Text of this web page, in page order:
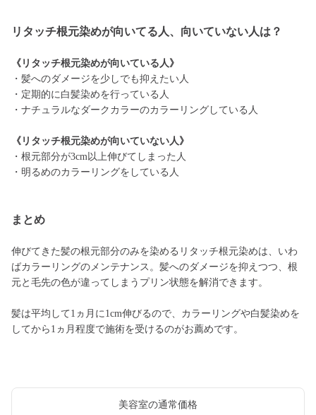
リタッチ根元染めが向いてる人、向いていない人は？
《リタッチ根元染めが向いている人》
・髪へのダメージを少しでも抑えたい人
・定期的に白髪染めを行っている人
・ナチュラルなダークカラーのカラーリングしている人
《リタッチ根元染めが向いていない人》
・根元部分が3cm以上伸びてしまった人
・明るめのカラーリングをしている人
まとめ
伸びてきた髪の根元部分のみを染めるリタッチ根元染めは、いわ
ばカラーリングのメンテナンス。髪へのダメージを抑えつつ、根
元と毛先の色が違ってしまうプリン状態を解消できます。
髪は平均して1ヵ月に1cm伸びるので、カラーリングや白髪染めを
してから1ヵ月程度で施術を受けるのがお薦めです。
美容室の通常価格